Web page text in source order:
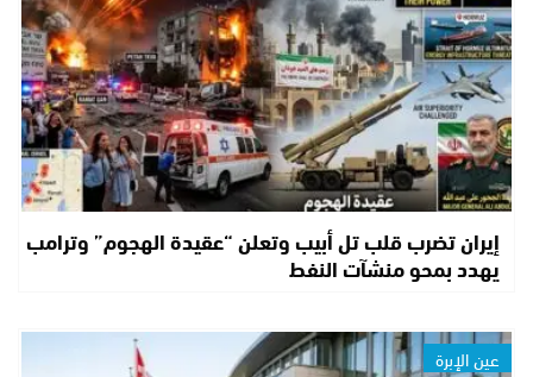
إيران تضرب قلب تل أبيب وتعلن “عقيدة الهجوم” وترامب
يهدد بمحو منشآت النفط
عين الإبرة